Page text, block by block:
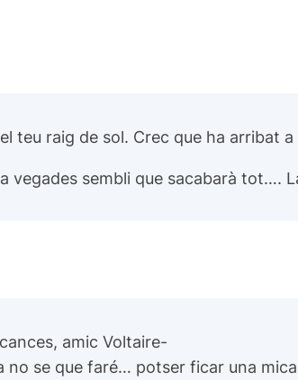
teu raig de sol. Crec que ha arribat
vegades sembli que sacabarà tot….
amic Voltaire-
no se que faré… potser ficar una